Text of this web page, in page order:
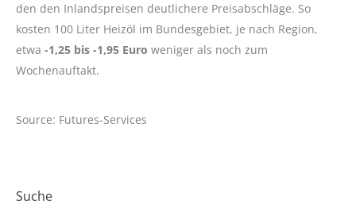
den den Inlandspreisen deutlichere Preisabschläge. So
kosten 100 Liter Heizöl im Bundesgebiet, je nach Region,
etwa -1,25 bis -1,95 Euro weniger als noch zum
Wochenauftakt.
Source: Futures-Services
Suche